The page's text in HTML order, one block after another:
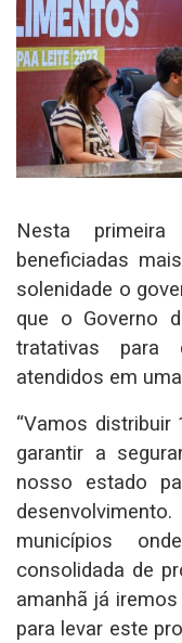
Nesta
beneficiadas
solenidade o
que o Governo
tratativas para
atendidos em
“Vamos distribuir
garantir a
nosso estado
municípios
consolidada de
amanhã já
para levar este